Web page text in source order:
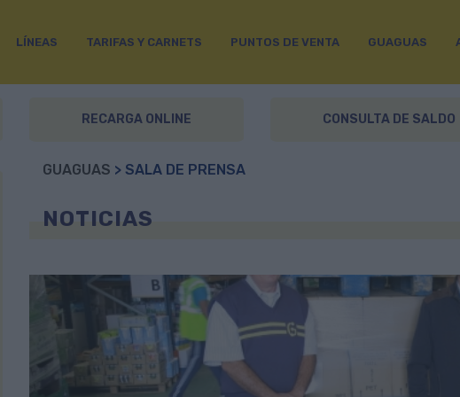
LÍNEAS TARIFAS Y CARNETS PUNTOS DE VENTA GUAGUAS
RECARGA ONLINE CONSULTA DE SALDO
GUAGUAS > SALA DE PRENSA
NOTICIAS